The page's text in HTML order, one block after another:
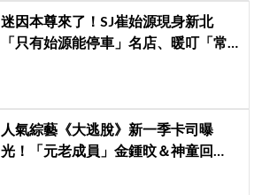
迷因本尊來了！SJ崔始源現身新北
「只有始源能停車」名店、暖叮「常
人氣綜藝《大逃脫》新一季卡司曝
光！「元老成員」金鍾旼＆神童回